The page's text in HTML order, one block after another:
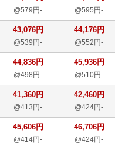
@579円- @595円-
43,076円
@539円-
44,176円
@552円-
44,836円
@498円-
45,936円
@510円-
41,360円
@413円-
42,460円
@424円-
45,606円
@414円-
46,706円
@424円-